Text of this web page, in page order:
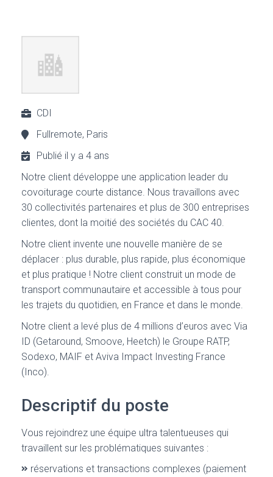
CDI
Fullremote, Paris
Publié il y a 4 ans
Notre client développe une application leader du
covoiturage courte distance. Nous travaillons avec
30 collectivités partenaires et plus de 300 entreprises
clientes, dont la moitié des sociétés du CAC 40.
Notre client invente une nouvelle manière de se
déplacer : plus durable, plus rapide, plus économique
et plus pratique ! Notre client construit un mode de
transport communautaire et accessible à tous pour
les trajets du quotidien, en France et dans le monde.
Notre client a levé plus de 4 millions d’euros avec Via
ID (Getaround, Smoove, Heetch) le Groupe RATP,
Sodexo, MAIF et Aviva Impact Investing France
(Inco).
Descriptif du poste
Vous rejoindrez une équipe ultra talentueuses qui
travaillent sur les problématiques suivantes :
réservations et transactions complexes (paiement